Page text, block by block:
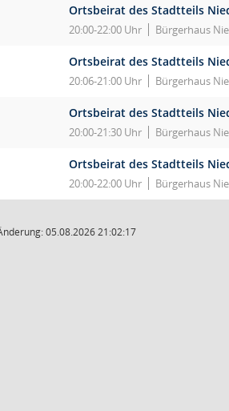
Ortsbeirat des Stadtteils
20:00-22:00 Uhr Bürgerhaus
Ortsbeirat des Stadtteils
20:06-21:00 Uhr Bürgerhaus
Ortsbeirat des Stadtteils
20:00-21:30 Uhr Bürgerhaus
Ortsbeirat des Stadtteils
20:00-22:00 Uhr Bürgerhaus
05.08.2026 21:02:17